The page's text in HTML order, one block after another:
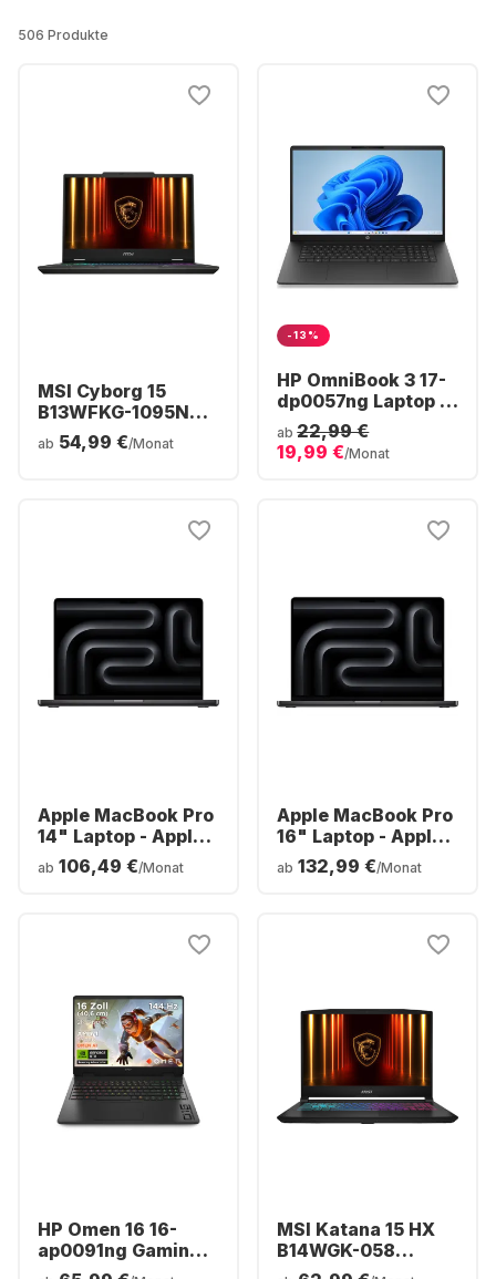
506 Produkte
MSI Cyborg 15
B13WFKG-1095NN
Laptop - Intel®
Core™ i5-13420H -
Deutsch (QWERTZ)
ab 54,99 €/Monat
-13%
HP OmniBook 3 17-
dp0057ng Laptop -
AMD Ryzen™ 5 40 -
16 GB - 512 GB SSD -
AMD Radeon®
ab 22,99 €
19,99 €/Monat
Apple MacBook Pro
14" Laptop - Apple
M5 Pro - 24 GB - 1
TB SSD - Apple 16-
ab 106,49 €/Monat
Apple MacBook Pro
16" Laptop - Apple
M5 Pro - 24 GB - 1
TB SSD - Apple 20-
ab 132,99 €/Monat
HP Omen 16 16-
ap0091ng Gaming-
Laptop - AMD
MSI Katana 15 HX
B14WGK-058
Gaming-Laptop -